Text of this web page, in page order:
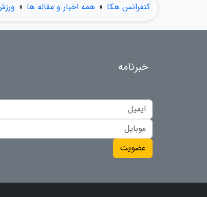
کنفرانس هکا » همه اخبار و مقاله ها »
خبرنامه
عضویت